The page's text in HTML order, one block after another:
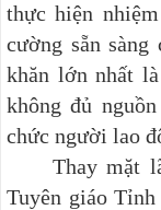
thực hiện
cường sẵn
khăn lớn nhất
không đủ
chức người lao
Thay mặt
Tuyên giáo